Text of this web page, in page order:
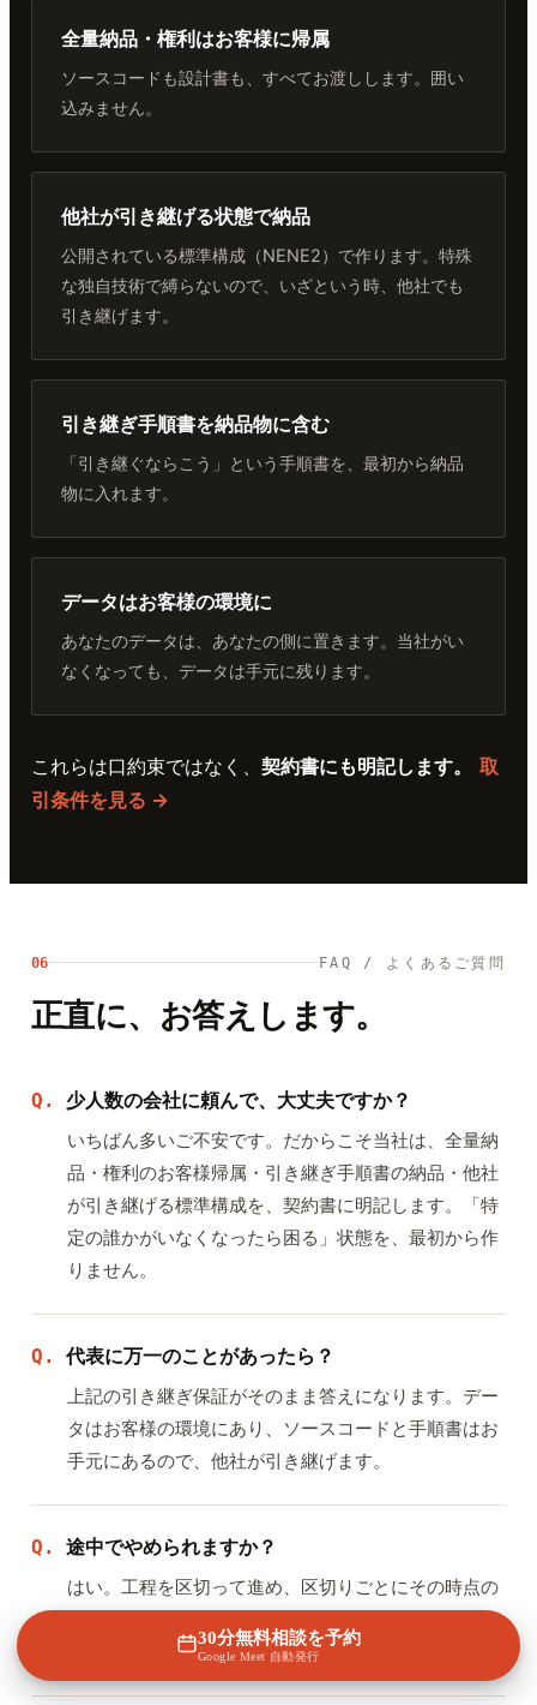
全量納品・権利はお客様に帰属
ソースコードも設計書も、すべてお渡しします。囲い
込みません。
他社が引き継げる状態で納品
公開されている標準構成（NENE2）で作ります。特殊
な独自技術で縛らないので、いざという時、他社でも
引き継げます。
引き継ぎ手順書を納品物に含む
「引き継ぐならこう」という手順書を、最初から納品
物に入れます。
データはお客様の環境に
あなたのデータは、あなたの側に置きます。当社がい
なくなっても、データは手元に残ります。
これらは口約束ではなく、 契約書にも明記します。
取
引条件を見る →
06 FAQ / よくあるご質問
正直に、お答えします。
Q. 少人数の会社に頼んで、大丈夫ですか？
いちばん多いご不安です。だからこそ当社は、全量納
品・権利のお客様帰属・引き継ぎ手順書の納品・他社
が引き継げる標準構成を、契約書に明記します。「特
定の誰かがいなくなったら困る」状態を、最初から作
りません。
Q. 代表に万一のことがあったら？
上記の引き継ぎ保証がそのまま答えになります。デー
タはお客様の環境にあり、ソースコードと手順書はお
手元にあるので、他社が引き継げます。
Q. 途中でやめられますか？
はい。工程を区切って進め、区切りごとにその時点の
30分無料相談を予約
Google Meet 自動発行